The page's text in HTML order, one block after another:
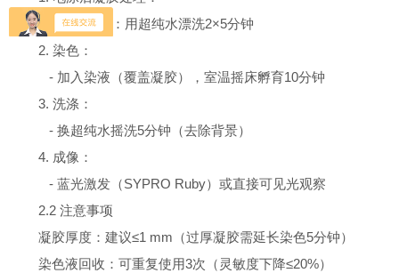
- 去除SDS：用超纯水漂洗2×5分钟
2. 染色：
- 加入染液（覆盖凝胶），室温摇床孵育10分钟
3. 洗涤：
- 换超纯水摇洗5分钟（去除背景）
4. 成像：
- 蓝光激发（SYPRO Ruby）或直接可见光观察
2.2 注意事项
凝胶厚度：建议≤1 mm（过厚凝胶需延长染色5分钟）
染色液回收：可重复使用3次（灵敏度下降≤20%）